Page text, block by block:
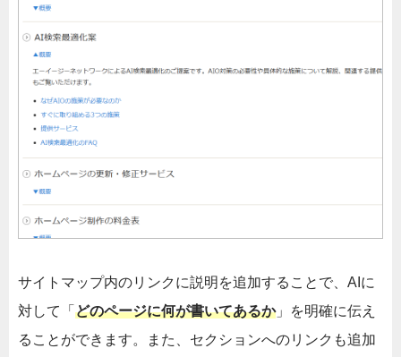
サイトマップ内のリンクに説明を追加することで、AIに
対して「 どのページに何が書いてあるか」を明確に伝え
ることができます。また、セクションへのリンクも追加